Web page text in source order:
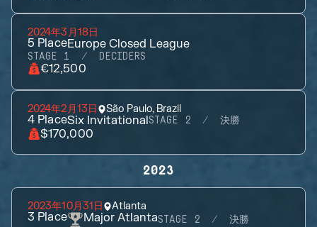
2024年3月18日
5 PlaceEurope Closed League
STAGE 1 DECIDERS
€12,500
2024年2月13日 São Paulo, Brazil
4 PlaceSix InvitationalSTAGE 2 決勝
$170,000
2023
2023年10月31日 Atlanta
3 Place Major AtlantaSTAGE 2 決勝